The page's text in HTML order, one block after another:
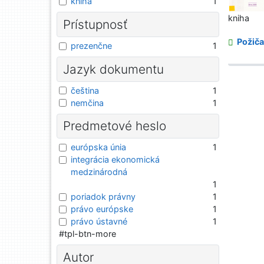
kniha
Prístupnosť
prezenčne 1
Jazyk dokumentu
čeština
1
nemčina
1
Predmetové heslo
európska únia
1
integrácia ekonomická
medzinárodná
1
poriadok právny
1
právo európske
1
právo ústavné
1
#tpl-btn-more
Autor